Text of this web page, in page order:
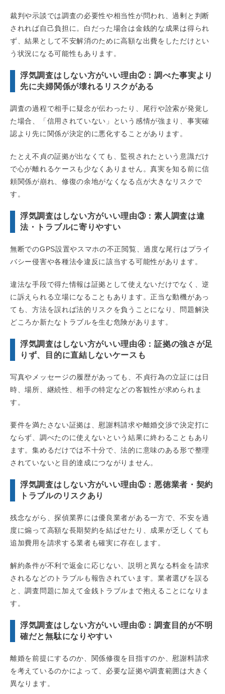
裁判や示談では調査の必要性や相当性が問われ、過剰と判断
されれば自己負担に。白だった場合は金銭的な成果は得られ
ず、結果として不安解消のために高額な出費をしただけとい
う状況になる可能性もあります。
浮気調査はしない方がいい理由②：調べた事実より
先に夫婦関係が壊れるリスクがある
調査の過程で相手に疑念が伝わったり、尾行や詮索が発覚し
た場合、「信用されていない」という感情が強まり、事実確
認より先に関係が決定的に悪化することがあります。
たとえ不貞の証拠が出なくても、監視されたという意識だけ
で心が離れるケースも少なくありません。真実を知る前に信
頼関係が崩れ、修復の余地がなくなる点が大きなリスクで
す。
浮気調査はしない方がいい理由③：素人調査は違
法・トラブルに寄りやすい
無断でのGPS設置やスマホの不正閲覧、過度な尾行はプライ
バシー侵害や各種法令違反に該当する可能性があります。
違法な手段で得た情報は証拠として使えないだけでなく、逆
に訴えられる立場になることもあります。正当な動機があっ
ても、方法を誤れば法的リスクを負うことになり、問題解決
どころか新たなトラブルを生む危険があります。
浮気調査はしない方がいい理由④：証拠の強さが足
りず、目的に直結しないケースも
写真やメッセージの履歴があっても、不貞行為の立証には日
時、場所、継続性、相手の特定などの客観性が求められま
す。
要件を満たさない証拠は、慰謝料請求や離婚交渉で決定打に
ならず、調べたのに使えないという結果に終わることもあり
ます。集めるだけでは不十分で、法的に意味のある形で整理
されていないと目的達成につながりません。
浮気調査はしない方がいい理由⑤：悪徳業者・契約
トラブルのリスクあり
残念ながら、探偵業界には優良業者がある一方で、不安を過
度に煽って高額な長期契約を結ばせたり、成果が乏しくても
追加費用を請求する業者も確実に存在します。
解約条件が不利で返金に応じない、説明と異なる料金を請求
されるなどのトラブルも報告されています。業者選びを誤る
と、調査問題に加えて金銭トラブルまで抱えることになりま
す。
浮気調査はしない方がいい理由⑥：調査目的が不明
確だと無駄になりやすい
離婚を前提にするのか、関係修復を目指すのか、慰謝料請求
を考えているのかによって、必要な証拠や調査範囲は大きく
異なります。